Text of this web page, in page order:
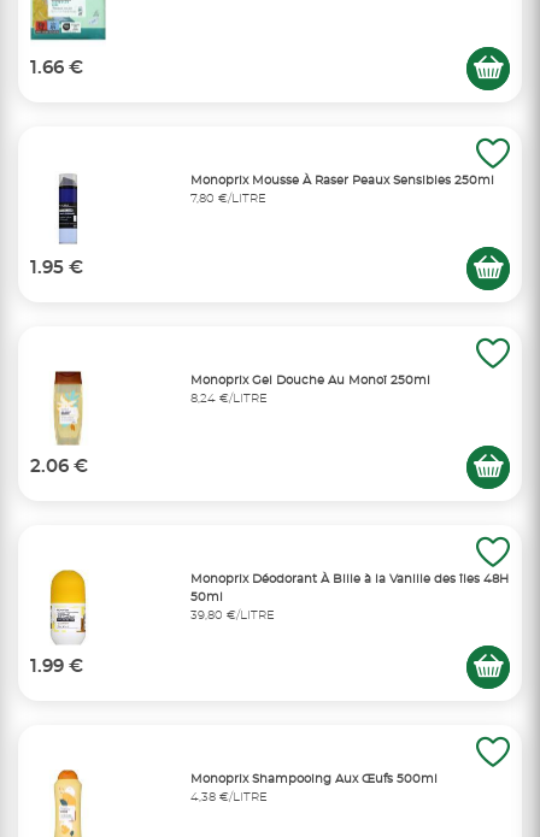
1.66 €
Monoprix Mousse À Raser Peaux Sensibles 250ml
7,80 €/LITRE
1.95 €
Monoprix Gel Douche Au Monoï 250ml
8,24 €/LITRE
2.06 €
Monoprix Déodorant À Bille à la Vanille des îles 48H
50ml
39,80 €/LITRE
1.99 €
Monoprix Shampooing Aux Œufs 500ml
4,38 €/LITRE